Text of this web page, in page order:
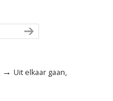
→ Uit elkaar gaan,